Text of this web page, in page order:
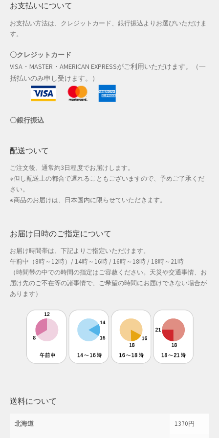
お支払いについて
お支払い方法は、クレジットカード、銀行振込よりお選びいただけま
す。
〇クレジットカード
VISA・MASTER・AMERICAN EXPRESSがご利用いただけます。（一
括払いのみ申し受けます。）
〇銀行振込
配送ついて
ご注文後、通常約3日程度でお届けします。
※但し配送上の都合で遅れることもございますので、予めご了承くだ
さい。
※商品のお届けは、日本国内に限らせていただきます。
お届け日時のご指定について
お届け時間帯は、下記よりご指定いただけます。
午前中（8時～12時）/ 14時～16時 / 16時～18時 / 18時～21時
（時間帯の中での時間の指定はご容赦ください。天災や交通事情、お
届け先のご不在等の諸事情で、ご希望の時間にお届けできない場合が
あります）
送料について
北海道 1370円